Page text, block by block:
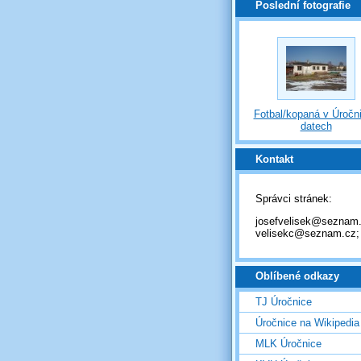
Poslední fotografie
Fotbal/kopaná v
datech
Kontakt
Správci stránek:
velisekc@seznam.cz;
Oblíbené odkazy
TJ Úročnice
Úročnice na Wikipedia
MLK Úročnice